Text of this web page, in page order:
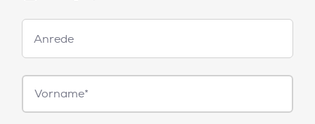
Anrede
Anrede
Vorname*